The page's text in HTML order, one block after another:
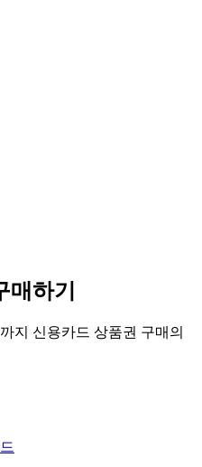
하기
지 신용카드 상품권 구매의